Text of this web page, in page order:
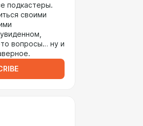
подкастеры.
своими
вопросы… ну и